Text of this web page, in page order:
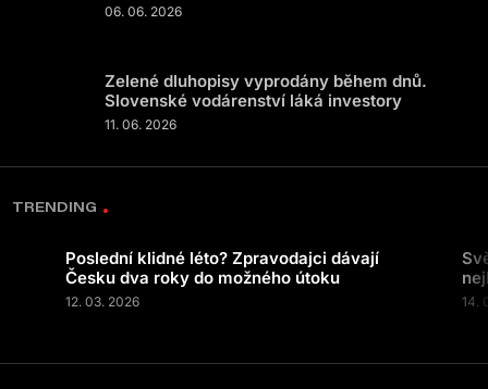
06. 06. 2026
Zelené dluhopisy vyprodány během dnů.
Slovenské vodárenství láká investory
11. 06. 2026
TRENDING
Poslední klidné léto? Zpravodajci dávají
Česku dva roky do možného útoku
12. 03. 2026 14.